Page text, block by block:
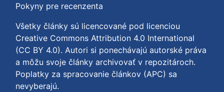
Pokyny pre recenzenta
Všetky články sú licencované pod licenciou
Creative Commons Attribution 4.0 International
(CC BY 4.0). Autori si ponechávajú autorské práva
a môžu svoje články archivovať v repozitároch.
Poplatky za spracovanie článkov (APC) sa
nevyberajú.